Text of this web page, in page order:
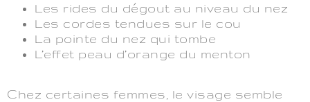
Les rides du dégout au niveau du nez
Les cordes tendues sur le cou
La pointe du nez qui tombe
L’effet peau d’orange du menton
Chez certaines femmes, le visage semble